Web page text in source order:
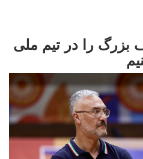
بزرگ را در تیم ملی